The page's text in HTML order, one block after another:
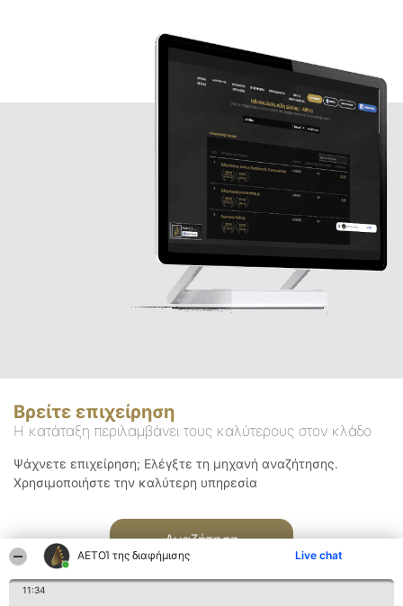
ΑΕΤΟΊ της διαφήμισης Live chat
11:34
Βρείτε επιχείρηση
Η κατάταξη περιλαμβάνει τους καλύτερους στον κλάδο
Ψάχνετε επιχείρηση; Ελέγξτε τη μηχανή αναζήτησης.
Χρησιμοποιήστε την καλύτερη υπηρεσία
Αναζήτηση